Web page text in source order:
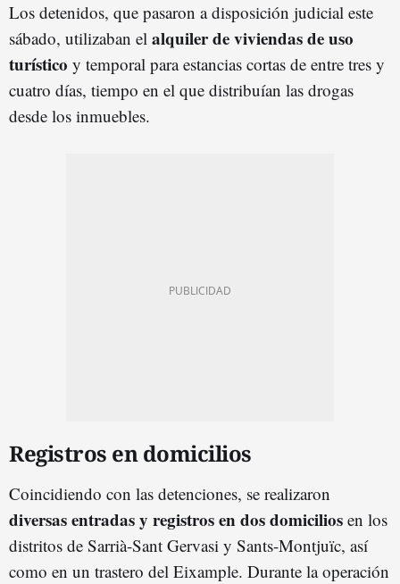
Los detenidos, que pasaron a disposición judicial este
sábado, utilizaban el alquiler de viviendas de uso
turístico y temporal para estancias cortas de entre tres y
cuatro días, tiempo en el que distribuían las drogas
desde los inmuebles.
Registros en domicilios
Coincidiendo con las detenciones, se realizaron
diversas entradas y registros en dos domicilios en los
distritos de Sarrià-Sant Gervasi y Sants-Montjuïc, así
como en un trastero del Eixample. Durante la operación